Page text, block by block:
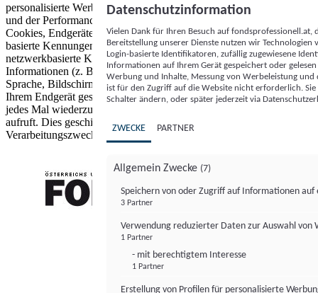
personalisierte Werbung und Inhalte, Messung von Werbeleistung
und der Performance von Inhalten sowie Zielgruppenforschung.
Cookies, Endgeräte- oder ähnliche Online-Kennungen (z. B. login-
basierte Kennungen, zufällig generierte Kennungen,
netzwerkbasierte Kennungen) können zusammen mit anderen
Informationen (z. B. Browsertyp und Browserinformationen,
Sprache, Bildschirmgröße, unterstützte Technologien usw.) auf
Ihrem Endgerät gespeichert oder von dort ausgelesen werden, um es
jedes Mal wiederzuerkennen, wenn es eine App oder einer Webseite
aufruft. Dies geschieht für einen oder mehrere der hier aufgeführten
Verarbeitungszwecke.
Datenschutzinformation
Vielen Dank für Ihren Besuch auf
Bereitstellung unserer Dienste nutzen wir Technologien
Login-basierte Identifikatoren, zufällig zugewiesene
Informationen auf Ihrem Gerät gespeichert oder
Werbung und Inhalte, Messung von Werbeleistung
ist für den Zugriff auf die Website nicht erforderlich.
Schalter ändern, oder später jederzeit via
ZWECKE PARTNER
Allgemein Zwecke (7)
Speichern von oder Zugriff auf Informationen auf
3 Partner
Verwendung reduzierter Daten zur Auswahl von
1 Partner
- mit berechtigtem Interesse
1 Partner
Erstellung von Profilen für personalisierte
FONDS professionell